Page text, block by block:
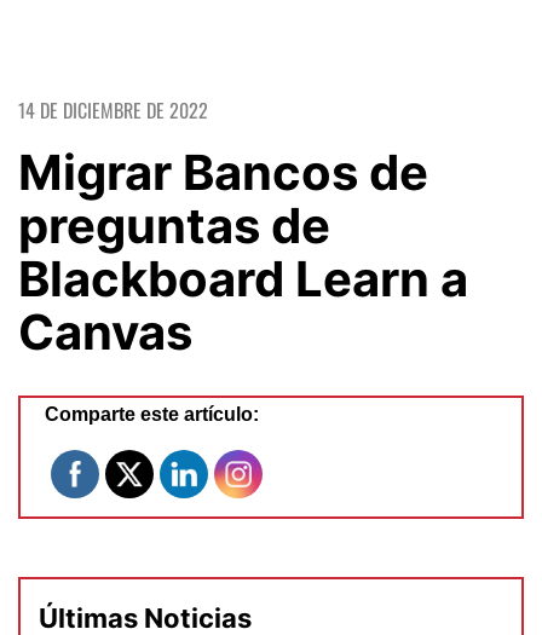
14 DE DICIEMBRE DE 2022
Migrar Bancos de
preguntas de
Blackboard Learn a
Canvas
Comparte este artículo:
Últimas Noticias